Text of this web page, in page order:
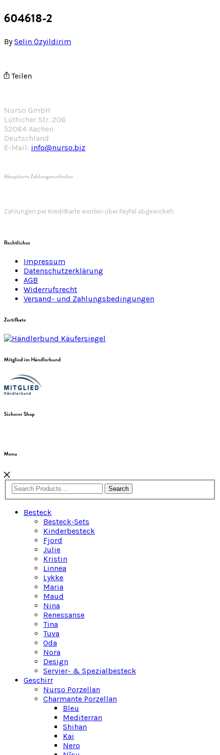
604618-2
BySelin Özyildirim
Teilen
Nurso GmbH
Lütticher Str. 206
52064 Aachen
Deutschland
E-Mail: info@nurso.biz
Akzeptierte Zahlungsmethoden
Zahlungen per Kreditkarte werden über PayPal abgewickelt.
Rechtliches
Impressum
Datenschutzerklärung
AGB
Widerrufsrecht
Versand- und Zahlungsbedingungen
Zertifkate
Mitglied im Händlerbund
Sicherer Shop
Menu
Search
Besteck
Besteck-Sets
Kinderbesteck
Fjord
Julie
Kristin
Linnea
Lykke
Maria
Maud
Nina
Renessanse
Tina
Tuva
Oda
Nora
Design
Servier- & Spezialbesteck
Geschirr
Nurso Porzellan
Charmante Porzellan
Bleu
Mediterran
Shihan
Kai
Nero